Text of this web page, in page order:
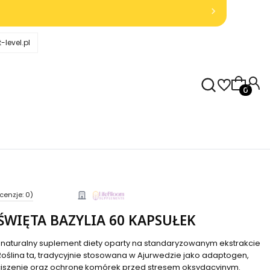
level.pl
0)
BAZYLIA 60 KAPSUŁEK
naturalny suplement diety oparty na standaryzowanym ekstrakcie
ta, tradycyjnie stosowana w Ajurwedzie jako adaptogen,
oraz ochronę komórek przed stresem oksydacyjnym.